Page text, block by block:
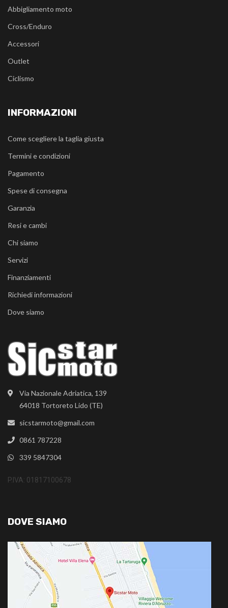
Via Nazionale Adriatica, 139
64018 Tortoreto Lido (TE)
sicstarmoto@gmail.com
0861 787228
339 5847304
P.IVA: 01817100678
Abbigliamento moto
Cross/Enduro
Accessori
Outlet
Ciclismo
INFORMAZIONI
Come scegliere la taglia giusta
Termini e condizioni
Pagamento
Spese di consegna
Garanzia
Resi e cambi
Chi siamo
Servizi
Finanziamenti
Richiedi informazioni
Dove siamo
DOVE SIAMO